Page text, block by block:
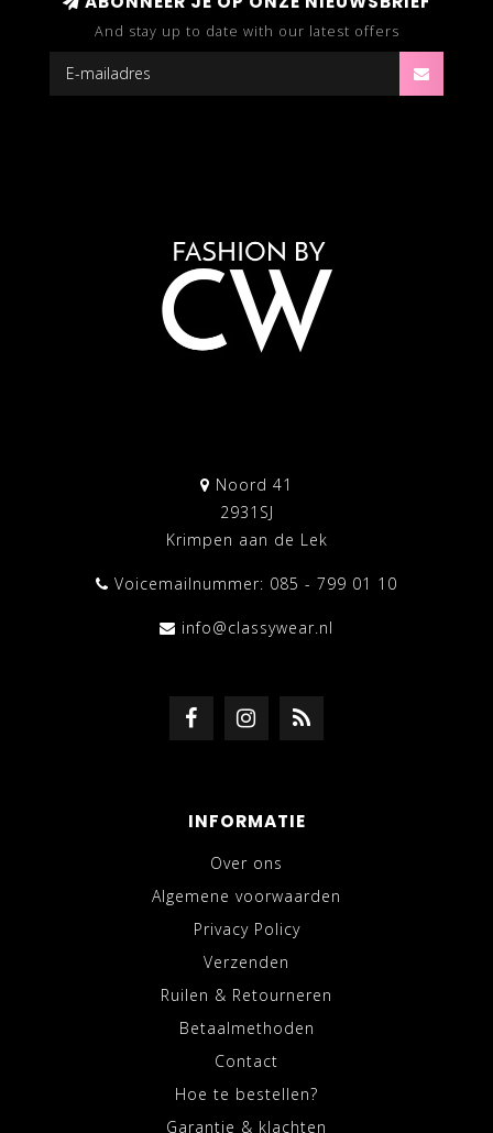
And stay up to date with our latest offers
Noord 41
2931SJ
Krimpen aan de Lek
Voicemailnummer: 085 - 799 01 10
info@classywear.nl
INFORMATIE
Over ons
Algemene voorwaarden
Privacy Policy
Verzenden
Ruilen & Retourneren
Betaalmethoden
Contact
Hoe te bestellen?
Garantie & klachten